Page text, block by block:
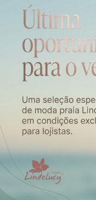
CONJUNTO
CONJUNTO BIQUÍNI
PIJAMA DE VERÃO
ROBE
TOP